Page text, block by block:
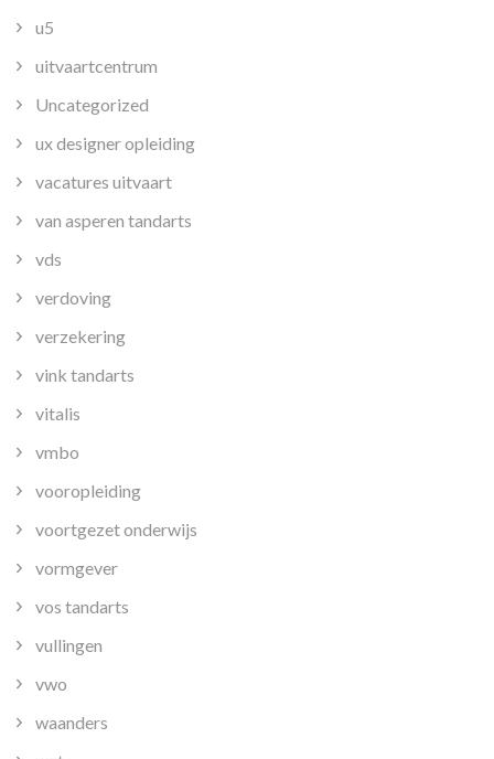
u5
uitvaartcentrum
Uncategorized
ux designer opleiding
vacatures uitvaart
van asperen tandarts
vds
verdoving
verzekering
vink tandarts
vitalis
vmbo
vooropleiding
voortgezet onderwijs
vormgever
vos tandarts
vullingen
vwo
waanders